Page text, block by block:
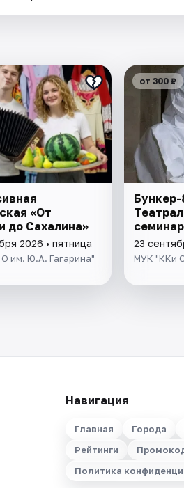
«От
до Сахалина»
2026 • пятница
им. Ю.А. Гагарина"
от 300 ₽
Бункер-
семинар
23
МУК "ККи
Навигация
Главная Города
Рейтинги
Политика